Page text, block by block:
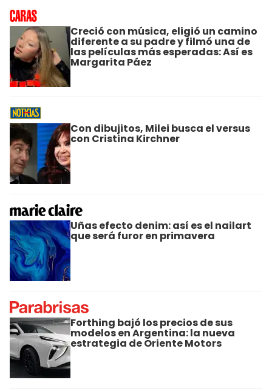
Creció con música, eligió un camino
diferente a su padre y filmó una de
las películas más esperadas: Así es
Margarita Páez
Con dibujitos, Milei busca el versus
con Cristina Kirchner
Uñas efecto denim: así es el nailart
que será furor en primavera
Forthing bajó los precios de sus
modelos en Argentina: la nueva
estrategia de Oriente Motors